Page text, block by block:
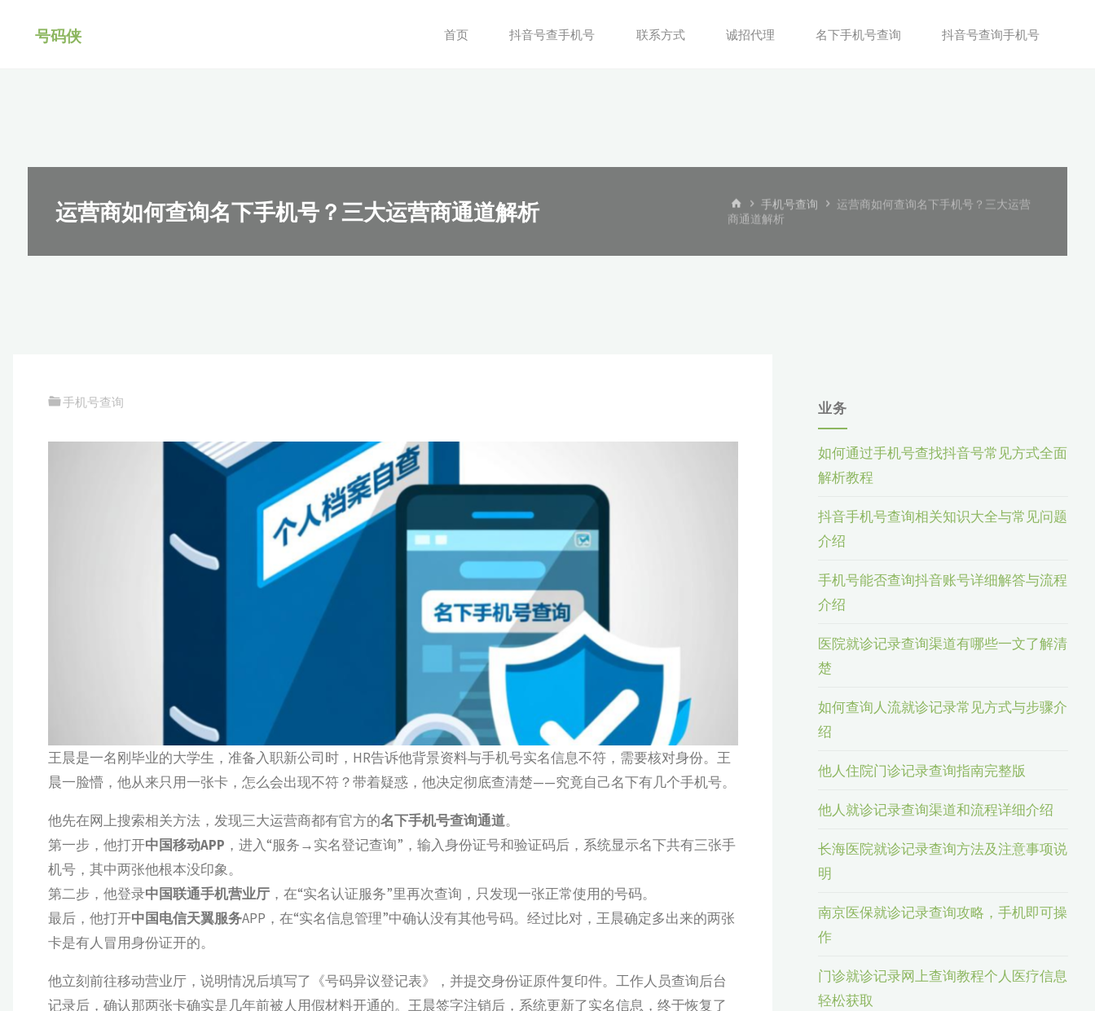
号码侠 首页 抖音号查手机号 联系方式 诚招代理 名下手机号查询 抖音号查询手机号
运营商如何查询名下手机号？三大运营商通道解析
首
页
手机号查询
运营商如何查询名下手机号？三大运营
商通道解析
手机号查询
王晨是一名刚毕业的大学生，准备入职新公司时，HR告诉他背景资料与手机号实名信息不符，需要核对身份。王
晨一脸懵，他从来只用一张卡，怎么会出现不符？带着疑惑，他决定彻底查清楚——究竟自己名下有几个手机号。
他先在网上搜索相关方法，发现三大运营商都有官方的名下手机号查询通道。
第一步，他打开中国移动APP ，进入“服务→实名登记查询”，输入身份证号和验证码后，系统显示名下共有三张手
机号，其中两张他根本没印象。
第二步，他登录中国联通手机营业厅，在“实名认证服务”里再次查询，只发现一张正常使用的号码。
最后，他打开中国电信天翼服务APP，在“实名信息管理”中确认没有其他号码。经过比对，王晨确定多出来的两张
卡是有人冒用身份证开的。
他立刻前往移动营业厅，说明情况后填写了《号码异议登记表》，并提交身份证原件复印件。工作人员查询后台
记录后，确认那两张卡确实是几年前被人用假材料开通的。王晨签字注销后，系统更新了实名信息，终于恢复了
业务
如何通过手机号查找抖音号常见方式全面
解析教程
抖音手机号查询相关知识大全与常见问题
介绍
手机号能否查询抖音账号详细解答与流程
介绍
医院就诊记录查询渠道有哪些一文了解清
楚
如何查询人流就诊记录常见方式与步骤介
绍
他人住院门诊记录查询指南完整版
他人就诊记录查询渠道和流程详细介绍
长海医院就诊记录查询方法及注意事项说
明
南京医保就诊记录查询攻略，手机即可操
作
门诊就诊记录网上查询教程个人医疗信息
轻松获取